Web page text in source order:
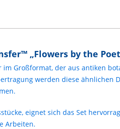
„Flowers by the
im Großformat, der aus antiken
werden diese ähnlichen
eignet sich das Set
Arbeiten.